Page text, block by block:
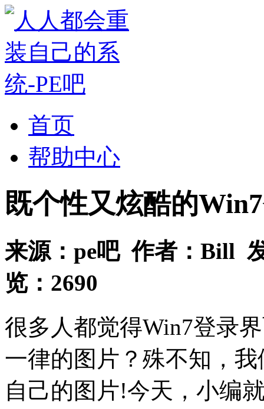
首页
帮助中心
既个性又炫酷的
来源： pe吧作者： Bill
览： 2690
很多人都觉得Win7登录
一律的图片？殊不知，
自己的图片!今天，小编